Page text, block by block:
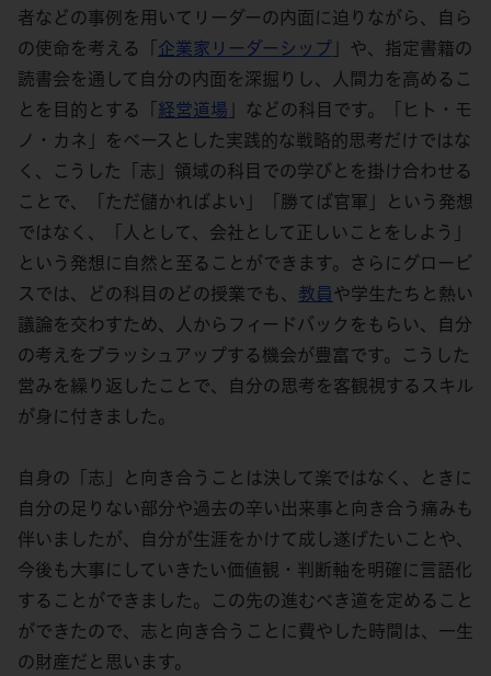
者などの事例を用いてリーダーの内面に迫りながら、自ら
の使命を考える「 企業家リーダーシップ 」や、指定書籍の
読書会を通して自分の内面を深掘りし、人間力を高めるこ
とを目的とする「 経営道場 」などの科目です。「ヒト・モ
ノ・カネ」をベースとした実践的な戦略的思考だけではな
く、こうした「志」領域の科目での学びとを掛け合わせる
ことで、「ただ儲かればよい」「勝てば官軍」という発想
ではなく、「人として、会社として正しいことをしよう」
という発想に自然と至ることができます。さらにグロービ
スでは、どの科目のどの授業でも、 教員や学生たちと熱い
議論を交わすため、人からフィードバックをもらい、自分
の考えをブラッシュアップする機会が豊富です。こうした
営みを繰り返したことで、自分の思考を客観視するスキル
が身に付きました。
自身の「志」と向き合うことは決して楽ではなく、ときに
自分の足りない部分や過去の辛い出来事と向き合う痛みも
伴いましたが、自分が生涯をかけて成し遂げたいことや、
今後も大事にしていきたい価値観・判断軸を明確に言語化
することができました。この先の進むべき道を定めること
ができたので、志と向き合うことに費やした時間は、一生
の財産だと思います。